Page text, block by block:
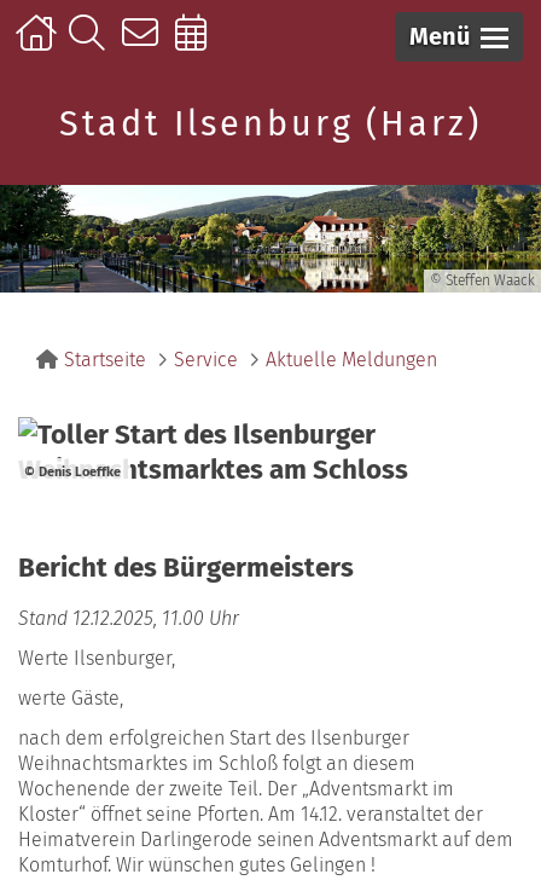
Menü
Stadt Ilsenburg (Harz)
© Steffen Waack
Startseite Service Aktuelle Meldungen
© Denis Loeffke
Bericht des Bürgermeisters
Stand 12.12.2025, 11.00 Uhr
Werte Ilsenburger,
werte Gäste,
nach dem erfolgreichen Start des Ilsenburger
Weihnachtsmarktes im Schloß folgt an diesem
Wochenende der zweite Teil. Der „Adventsmarkt im
Kloster“ öffnet seine Pforten. Am 14.12. veranstaltet der
Heimatverein Darlingerode seinen Adventsmarkt auf dem
Komturhof. Wir wünschen gutes Gelingen !